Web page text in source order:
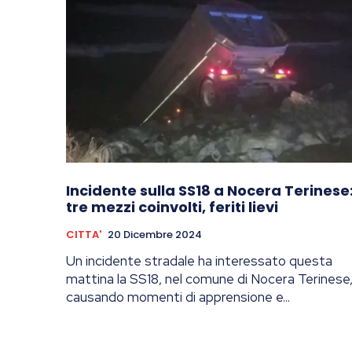
Incidente sulla SS18 a Nocera
tre mezzi coinvolti, feriti lievi
CITTA' 20 Dicembre 2024
Un incidente stradale ha interessato questa
mattina la SS18, nel comune di Nocera Terinese,
causando momenti di apprensione e...